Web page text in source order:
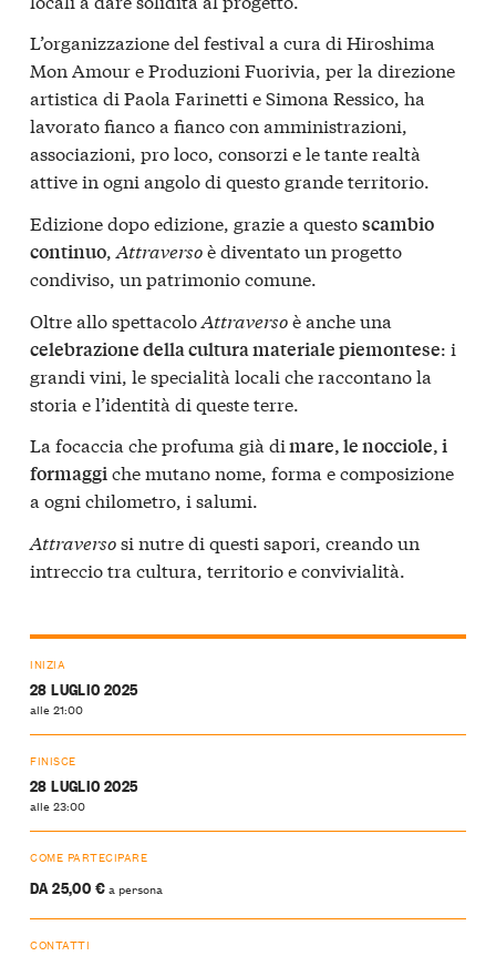
L’organizzazione del festival a cura di Hiroshima
Mon Amour e Produzioni Fuorivia, per la direzione
artistica di Paola Farinetti e Simona Ressico, ha
lavorato fianco a fianco con amministrazioni,
associazioni, pro loco, consorzi e le tante realtà
attive in ogni angolo di questo grande territorio.
Edizione dopo edizione, grazie a questoscambio
continuo, Attraversoè diventato un progetto
condiviso, un patrimonio comune.
Oltre allo spettacolo Attraversoè anche una
celebrazione della cultura materiale piemontese: i
grandi vini, le specialità locali che raccontano la
storia e l’identità di queste terre.
La focaccia che profuma già dimare, le nocciole, i
formaggiche mutano nome, forma e composizione
a ogni chilometro, i salumi.
Attraversosi nutre di questi sapori, creando un
intreccio tra cultura, territorio e convivialità.
INIZIA
28 LUGLIO 2025
alle 21:00
FINISCE
28 LUGLIO 2025
alle 23:00
COME PARTECIPARE
DA 25,00 €a persona
CONTATTI